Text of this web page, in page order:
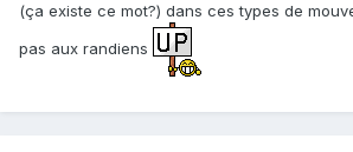
(ça existe ce mot?) dans ces types de
pas aux randiens